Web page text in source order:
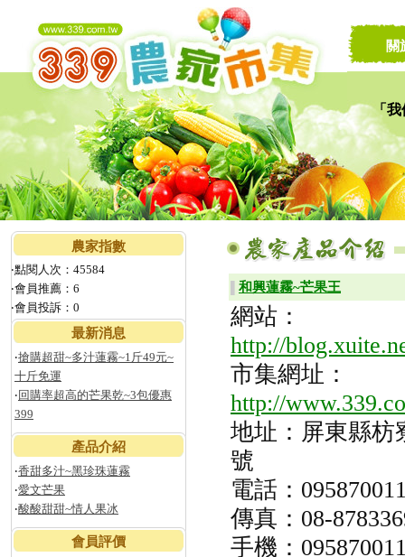
「我
讓
關
農家指數
‧點閱人次：45584
‧會員推薦：6
‧會員投訴：0
最新消息
‧搶購超甜~多汁蓮霧~1斤49元~
十斤免運
‧ 回購率超高的芒果乾~3包優惠
399
產品介紹
‧香甜多汁~黑珍珠蓮霧
‧愛文芒果
‧酸酸甜甜~情人果冰
會員評價
和興蓮霧~芒果王
網站：
http://
市集網址：
http://
地址：屏東縣枋
號
電話：
傳真：08-
手機：